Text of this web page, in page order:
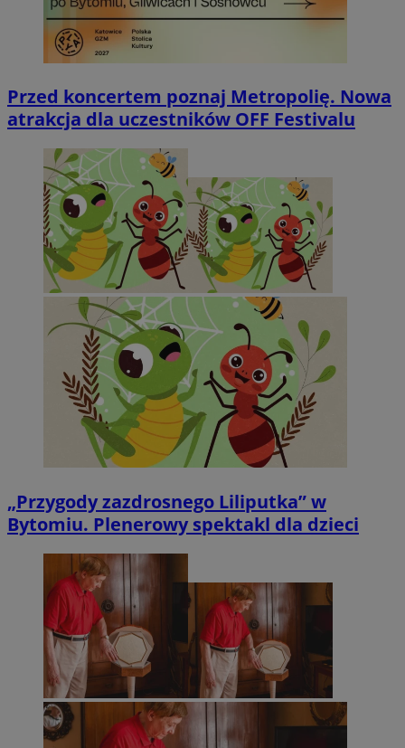
Przed koncertem poznaj Metropolię. Nowa
atrakcja dla uczestników OFF Festivalu
„Przygody zazdrosnego Liliputka” w
Bytomiu. Plenerowy spektakl dla dzieci